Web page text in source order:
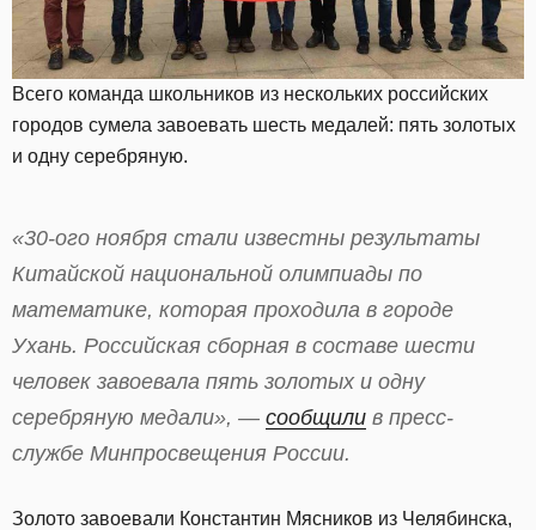
Всего команда школьников из нескольких российских
городов сумела завоевать шесть медалей: пять золотых
и одну серебряную.
«30-ого ноября стали известны результаты
Китайской национальной олимпиады по
математике, которая проходила в городе
Ухань. Российская сборная в составе шести
человек завоевала пять золотых и одну
серебряную медали», — сообщили в пресс-
службе Минпросвещения России.
Золото завоевали Константин Мясников из Челябинска,